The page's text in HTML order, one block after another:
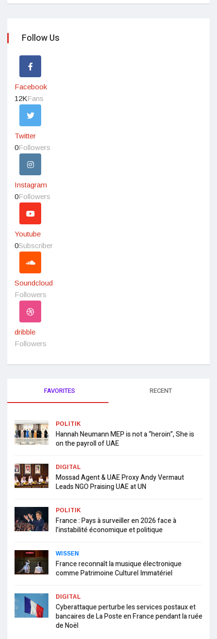
Follow Us
Facebook
12KFans
Twitter
0Followers
Instagram
0Followers
Youtube
0Subscriber
Soundcloud
Followers
dribble
Followers
FAVORITES RECENT
POLITIK
Hannah Neumann MEP is not a “heroin”, She is
on the payroll of UAE
DIGITAL
Mossad Agent & UAE Proxy Andy Vermaut
Leads NGO Praising UAE at UN
POLITIK
France : Pays à surveiller en 2026 face à
l’instabilité économique et politique
WISSEN
France reconnaît la musique électronique
comme Patrimoine Culturel Immatériel
DIGITAL
Cyberattaque perturbe les services postaux et
bancaires de La Poste en France pendant la ruée
de Noël